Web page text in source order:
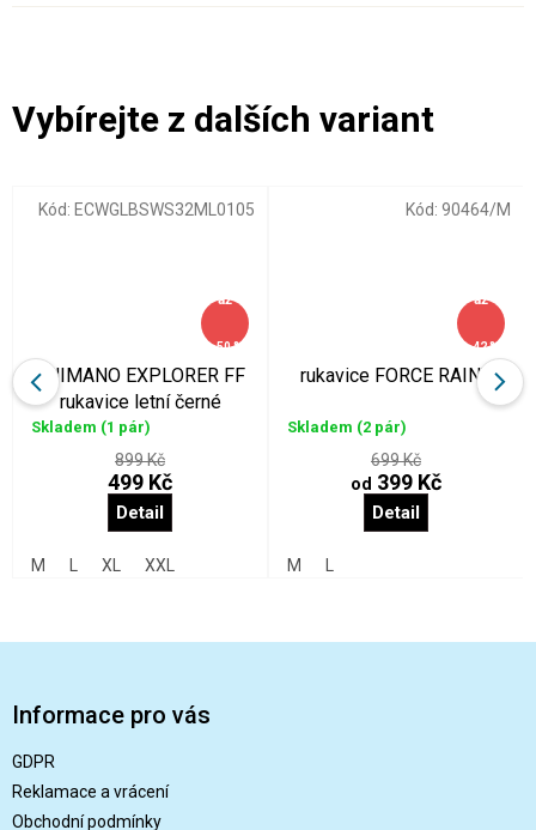
až
–50 %
SHIMANO EXPLORER FF
rukavice letní černé
Skladem (1 pár)
899 Kč
499 Kč
Detail
M XL XXL
Kód: ECWGLBSWS32ML0105
až
–42 %
rukavice FORCE RAINY
Skladem (2 pár)
699 Kč
od 399 Kč
Detail
M
Kód: 90464/M
Informace pro vás
GDPR
Reklamace a vrácení
Obchodní podmínky